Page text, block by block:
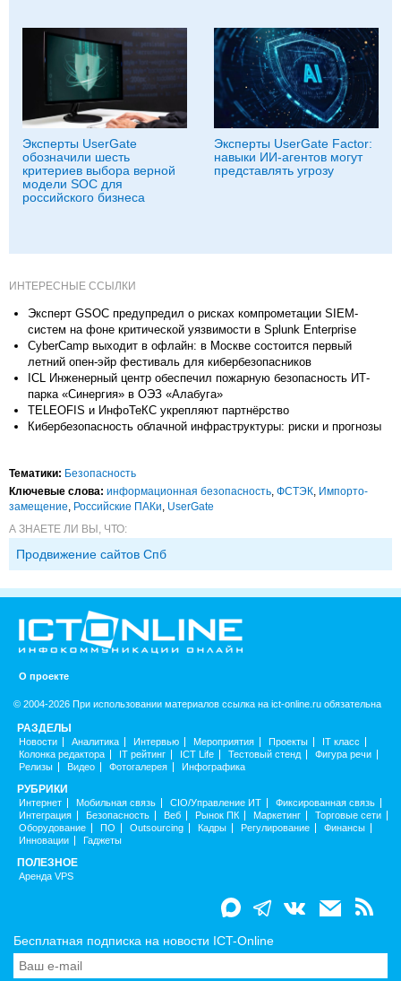
Эксперты UserGate
обозначили шесть
критериев выбора верной
модели SOC для
российского бизнеса
Эксперты UserGate Factor:
навыки ИИ-агентов могут
представлять угрозу
ИНТЕРЕСНЫЕ ССЫЛКИ
Эксперт GSOC предупредил о рисках компрометации SIEM-
систем на фоне критической уязвимости в Splunk Enterprise
CyberCamp выходит в офлайн: в Москве состоится первый
летний опен-эйр фестиваль для кибербезопасников
ICL Инженерный центр обеспечил пожарную безопасность ИТ-
парка «Синергия» в ОЭЗ «Алабуга»
TELEOFIS и ИнфоТеКС укрепляют партнёрство
Кибербезопасность облачной инфраструктуры: риски и прогнозы
Тематики: Безопасность
Ключевые слова: информационная безопасность, ФСТЭК, Импорто­
замещение, Российские ПАКи, UserGate
А ЗНАЕТЕ ЛИ ВЫ, ЧТО:
Продвижение сайтов Спб
О проекте
© 2004-2026 При использовании материалов ссылка на ict-online.ru обязательна
РАЗДЕЛЫ
Новости Аналитика Интервью Мероприятия Проекты
IT класс
Колонка редактора
IT рейтинг ICT Life Тестовый стенд
Фигура речи
Релизы
Видео Фотогалерея Инфографика
РУБРИКИ
Интернет Мобильная связь CIO/Управление ИТ
Фиксированная связь
Интеграция
Безопасность Веб Рынок ПК Маркетинг
Торговые сети
Оборудование
ПО Outsourcing Кадры Регулирование
Финансы
Инновации
Гаджеты
ПОЛЕЗНОЕ
Аренда VPS
Бесплатная подписка на новости ICT-Online